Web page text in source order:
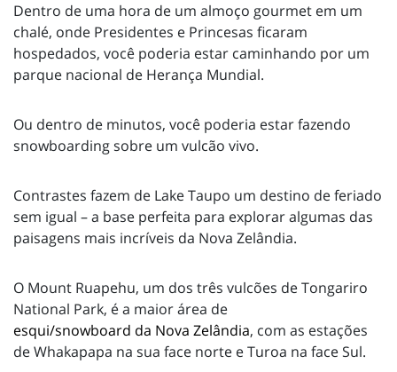
Dentro de uma hora de um almoço gourmet em um
chalé, onde Presidentes e Princesas ficaram
hospedados, você poderia estar caminhando por um
parque nacional de Herança Mundial.
Ou dentro de minutos, você poderia estar fazendo
snowboarding sobre um vulcão vivo.
Contrastes fazem de Lake Taupo um destino de feriado
sem igual – a base perfeita para explorar algumas das
paisagens mais incríveis da Nova Zelândia.
O Mount Ruapehu, um dos três vulcões de Tongariro
National Park, é a maior área de
esqui/snowboard da Nova Zelândia, com as estações
de Whakapapa na sua face norte e Turoa na face Sul.